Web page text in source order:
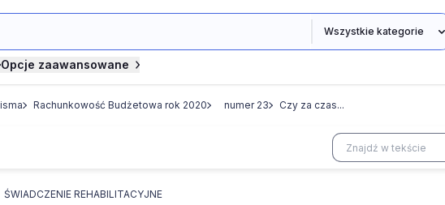
Opcje zaawansowane
Rachunkowość Budżetowa rok 2020 numer 23 Czy za czas...
ŚWIADCZENIE REHABILITACYJNE